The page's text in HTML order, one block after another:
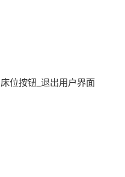
位按钮_退出用户界面